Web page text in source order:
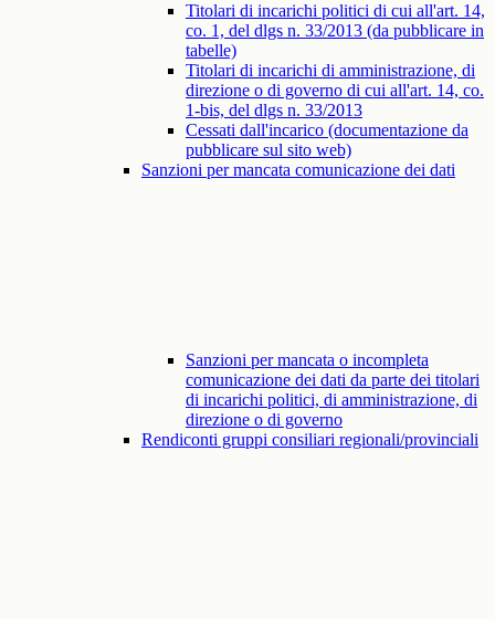
Titolari di incarichi politici di cui all'art. 14,
co. 1, del dlgs n. 33/2013 (da pubblicare in
tabelle)
Titolari di incarichi di amministrazione, di
direzione o di governo di cui all'art. 14, co.
1-bis, del dlgs n. 33/2013
Cessati dall'incarico (documentazione da
pubblicare sul sito web)
Sanzioni per mancata comunicazione dei dati
Sanzioni per mancata o incompleta
comunicazione dei dati da parte dei titolari
di incarichi politici, di amministrazione, di
direzione o di governo
Rendiconti gruppi consiliari regionali/provinciali